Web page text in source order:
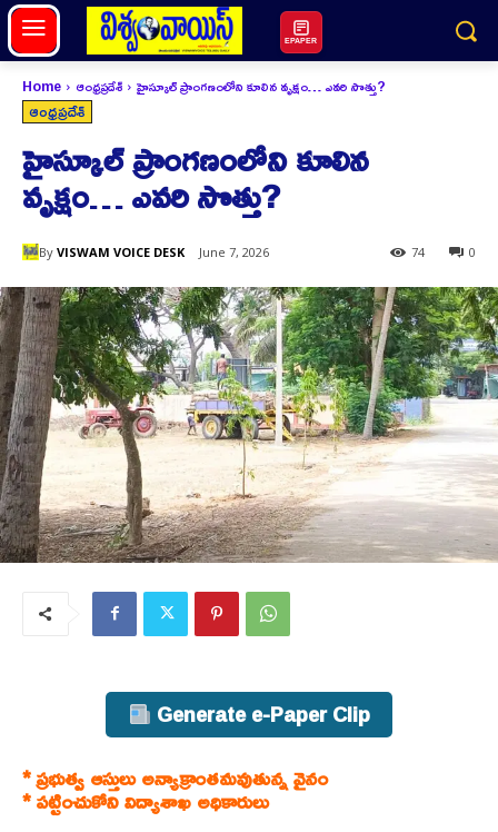
EPAPER
Home ఆంధ్రప్రదేశ్ హైస్కూల్ ప్రాంగణంలోని కూలిన వృక్షం… ఎవరి సొత్తు?
ఆంధ్రప్రదేశ్
హైస్కూల్ ప్రాంగణంలోని కూలిన
వృక్షం… ఎవరి సొత్తు?
By VISWAM VOICE DESK June 7, 2026 0
74
Generate e-Paper Clip
* ప్రభుత్వ ఆస్తులు అన్యాక్రాంతమవుతున్న వైనం
* పట్టించుకోని విద్యాశాఖ అధికారులు